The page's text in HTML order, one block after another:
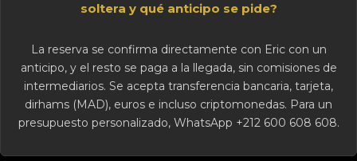
soltera y qué anticipo se pide?
La reserva se confirma directamente con Eric con un
anticipo, y el resto se paga a la llegada, sin comisiones de
intermediarios. Se acepta transferencia bancaria, tarjeta,
dirhams (MAD), euros e incluso criptomonedas. Para un
presupuesto personalizado, WhatsApp +212 600 608 608.